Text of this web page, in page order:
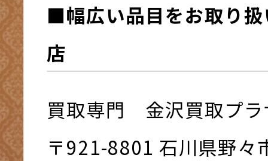
■幅広い品目をお取り
店
買取専門 金沢買取プラ
〒921-8801 ⽯川県野々